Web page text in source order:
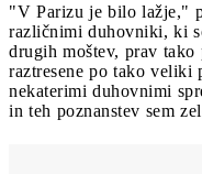
"V Parizu je bilo lažje,"
različnimi duhovniki, ki
drugih moštev, prav
raztresene po tako
nekaterimi duhovnimi
in teh poznanstev sem